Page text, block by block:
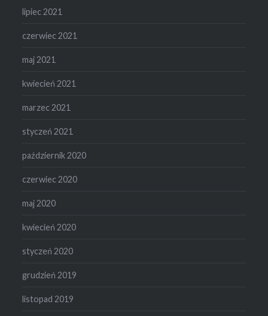
lipiec 2021
czerwiec 2021
maj 2021
kwiecień 2021
marzec 2021
styczeń 2021
październik 2020
czerwiec 2020
maj 2020
kwiecień 2020
styczeń 2020
grudzień 2019
listopad 2019